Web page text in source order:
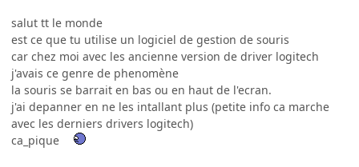
salut tt le monde
est ce que tu utilise un logiciel de gestion de souris
car chez moi avec les ancienne version de driver logitech
j'avais ce genre de phenomène
la souris se barrait en bas ou en haut de l'ecran.
j'ai depanner en ne les intallant plus (petite info ca marche
avec les derniers drivers logitech)
ca_pique